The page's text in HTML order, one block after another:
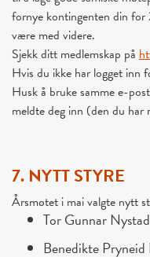
fornye kontingenten din
være med videre.
Sjekk ditt medlemskap på
Hvis du ikke har logget inn
Husk å bruke samme e-
meldte deg inn (den du
7. NYTT STYRE
Årsmøtet i mai valgte nytt
Tor Gunnar
Benedikte Pryneid